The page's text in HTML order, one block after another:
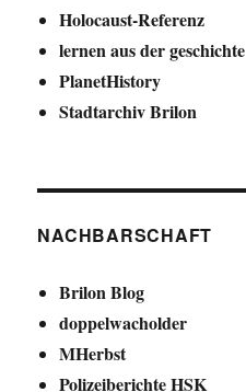
Holocaust-Referenz
lernen aus der geschichte
PlanetHistory
Stadtarchiv Brilon
NACHBARSCHAFT
Brilon Blog
doppelwacholder
MHerbst
Polizeiberichte HSK